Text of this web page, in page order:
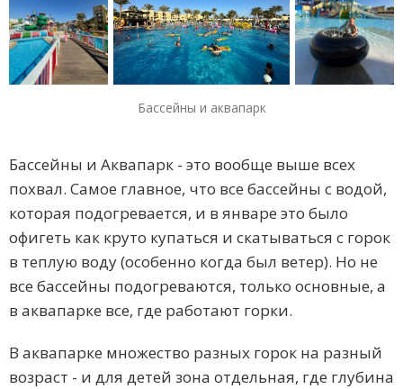
Бассейны и аквапарк
Бассейны и Аквапарк - это вообще выше всех
похвал. Самое главное, что все бассейны с водой,
которая подогревается, и в январе это было
офигеть как круто купаться и скатываться с горок
в теплую воду (особенно когда был ветер). Но не
все бассейны подогреваются, только основные, а
в аквапарке все, где работают горки.
В аквапарке множество разных горок на разный
возраст - и для детей зона отдельная, где глубина